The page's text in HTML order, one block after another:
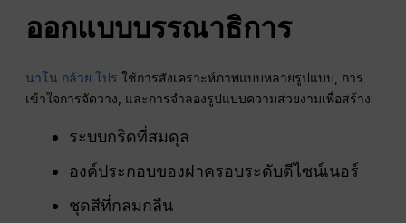
ออกแบบบรรณาธิการ
นาโน กล้วย โปร ใช้การสังเคราะห์ภาพแบบหลายรูปแบบ, การ
เข้าใจการจัดวาง, และการจำลองรูปแบบความสวยงามเพื่อสร้าง:
ระบบกริดที่สมดุล
องค์ประกอบของฝาครอบระดับดีไซน์เนอร์
ชุดสีที่กลมกลืน